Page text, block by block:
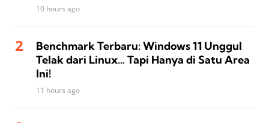
10 hours ago
Benchmark Terbaru: Windows 11 Unggul
Telak dari Linux… Tapi Hanya di Satu Area
Ini!
11 hours ago